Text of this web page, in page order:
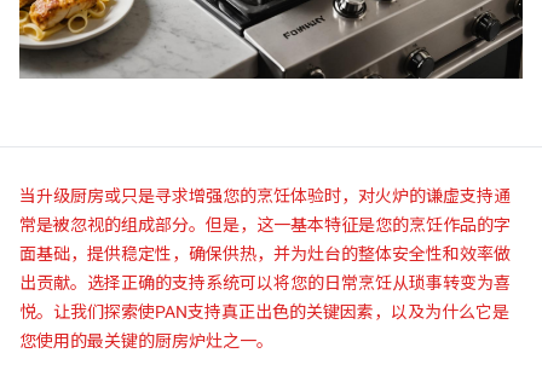
当升级厨房或只是寻求增强您的烹饪体验时，对火炉的谦虚支持通
常是被忽视的组成部分。但是，这一基本特征是您的烹饪作品的字
面基础，提供稳定性，确保供热，并为灶台的整体安全性和效率做
出贡献。选择正确的支持系统可以将您的日常烹饪从琐事转变为喜
悦。让我们探索使PAN支持真正出色的关键因素，以及为什么它是
您使用的最关键的厨房炉灶之一。